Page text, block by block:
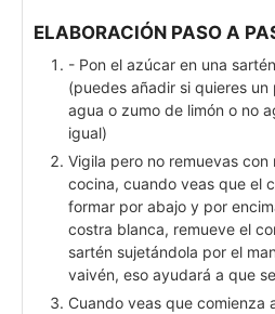
ELABORACIÓN PASO A
- Pon el azúcar en una
(puedes añadir si quieres
agua o zumo de limón o no
igual)
Vigila pero no remuevas con
cocina, cuando veas que el
formar por abajo y por
costra blanca, remueve el
sartén sujetándola por el
vaivén, eso ayudará a que
Cuando veas que comienza